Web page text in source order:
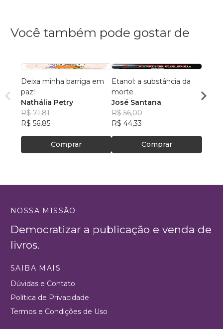
Você também pode gostar de
Deixa minha barriga em
paz!
Nathália Petry
R$ 71,81
R$ 56,85
Comprar
Etanol: a substância da
morte
José Santana
R$ 56,00
R$ 44,33
Comprar
meu
NOSSA MISSÃO
Democratizar a publicação e venda de
livros.
SAIBA MAIS
Dúvidas e Contato
Política de Privacidade
Termos e Condições de Uso